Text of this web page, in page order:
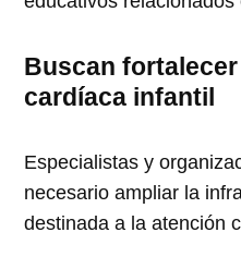
Buscan
cardíaca infantil
Especialistas y
necesario ampliar la
destinada a la atención